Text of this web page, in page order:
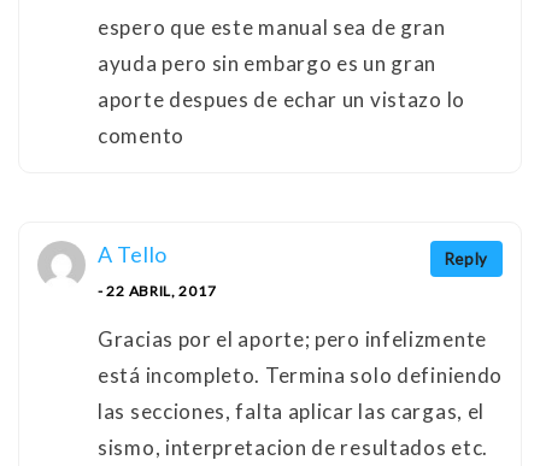
espero que este manual sea de gran
ayuda pero sin embargo es un gran
aporte despues de echar un vistazo lo
comento
Reply
A Tello
- 22 ABRIL, 2017
Gracias por el aporte; pero infelizmente
está incompleto. Termina solo definiendo
las secciones, falta aplicar las cargas, el
sismo, interpretacion de resultados etc.